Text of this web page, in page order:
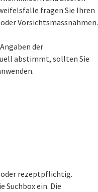
fragen Sie Ihren
Vorsichtsmassnahmen.
der
abstimmt, sollten Sie
rezeptpflichtig.
Suchbox ein. Die